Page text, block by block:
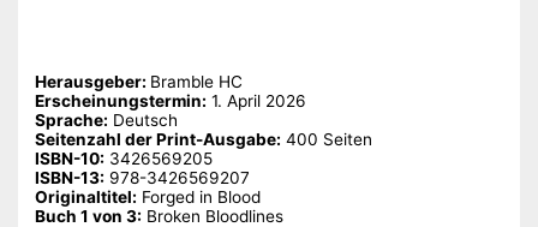
Herausgeber: ‎ Bramble HC
Erscheinungstermin: ‎1. April 2026
Sprache: ‎Deutsch
Seitenzahl der Print-Ausgabe: ‎400 Seiten
ISBN-10: ‎3426569205
ISBN-13: ‎978-3426569207
Originaltitel: ‎Forged in Blood
Buch 1 von 3: ‎Broken Bloodlines